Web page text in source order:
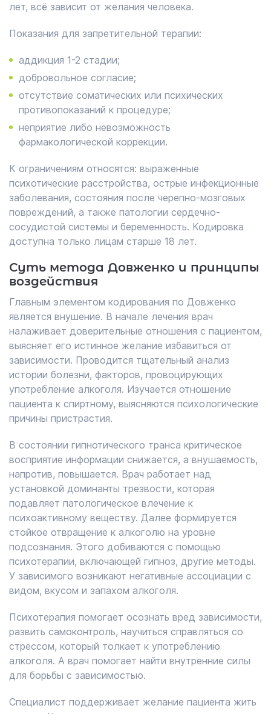
лет, всё зависит от желания человека.
Показания для запретительной терапии:
аддикция 1-2 стадии;
добровольное согласие;
отсутствие соматических или психических
противопоказаний к процедуре;
неприятие либо невозможность
фармакологической коррекции.
К ограничениям относятся: выраженные
психотические расстройства, острые инфекционные
заболевания, состояния после черепно-мозговых
повреждений, а также патологии сердечно-
сосудистой системы и беременность. Кодировка
доступна только лицам старше 18 лет.
Суть метода Довженко и принципы
воздействия
Главным элементом кодирования по Довженко
является внушение. В начале лечения врач
налаживает доверительные отношения с пациентом,
выясняет его истинное желание избавиться от
зависимости. Проводится тщательный анализ
истории болезни, факторов, провоцирующих
употребление алкоголя. Изучается отношение
пациента к спиртному, выясняются психологические
причины пристрастия.
В состоянии гипнотического транса критическое
восприятие информации снижается, а внушаемость,
напротив, повышается. Врач работает над
установкой доминанты трезвости, которая
подавляет патологическое влечение к
психоактивному веществу. Далее формируется
стойкое отвращение к алкоголю на уровне
подсознания. Этого добиваются с помощью
психотерапии, включающей гипноз, другие методы.
У зависимого возникают негативные ассоциации с
видом, вкусом и запахом алкоголя.
Психотерапия помогает осознать вред зависимости,
развить самоконтроль, научиться справляться со
стрессом, который толкает к употреблению
алкоголя. А врач помогает найти внутренние силы
для борьбы с зависимостью.
Специалист поддерживает желание пациента жить